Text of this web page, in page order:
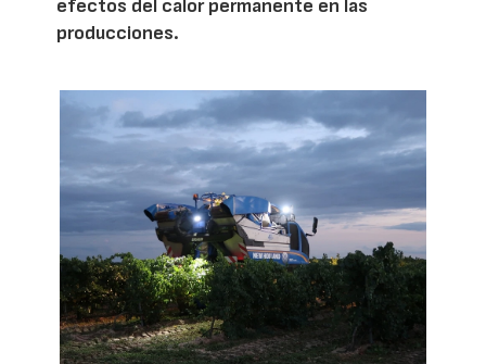
efectos del calor permanente en las
producciones.